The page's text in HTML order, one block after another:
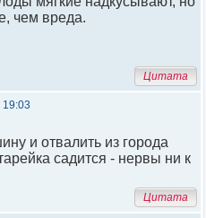
чем вреда.
Цитата
и отвалить из города
садится - нервы ни к
Цитата